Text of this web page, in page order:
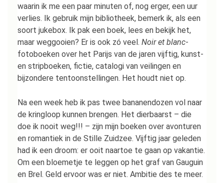
waarin ik me een paar minuten of, nog erger, een uur
verlies. Ik gebruik mijn bibliotheek, bemerk ik, als een
soort jukebox. Ik pak een boek, lees en bekijk het,
maar weggooien? Er is ook zó veel. Noir et blanc-
fotoboeken over het Parijs van de jaren vijftig, kunst-
en stripboeken, fictie, catalogi van veilingen en
bijzondere tentoonstellingen. Het houdt niet op.
Na een week heb ik pas twee bananendozen vol naar
de kringloop kunnen brengen. Het dierbaarst – die
doe ik nooit weg!!! – zijn mijn boeken over avonturen
en romantiek in de Stille Zuidzee. Vijftig jaar geleden
had ik een droom: er ooit naartoe te gaan op vakantie.
Om een bloemetje te leggen op het graf van Gauguin
en Brel. Geld ervoor was er niet. Ambitie des te meer.